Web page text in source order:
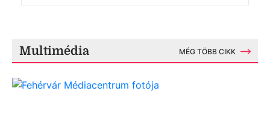
Multimédia MÉG TÖBB CIKK